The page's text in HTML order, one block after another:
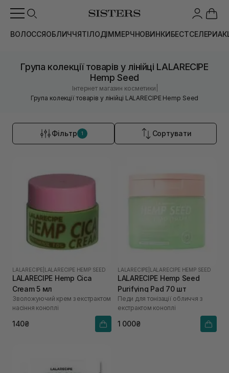
ВОЛОССЯОБЛИЧЧЯТІЛОДІММЕРЧНОВИНКИБЕСТСЕЛЕРИ
Група колекції товарів у лінійці LALARECIPE
Hemp Seed
Інтернет магазин косметики
Група колекції товарів у лінійці LALARECIPE Hemp Seed
Фільтр 1 Сортувати
LALARECIPE LALARECIPE HEMP SEED
LALARECIPE Hemp Cica
Cream 5 мл
Зволожуючий крем з екстрактом
насіння коноплі
140₴
LALARECIPE LALARECIPE HEMP SEED
LALARECIPE Hemp Seed
Purifying Pad 70 шт
Педи для тонізації обличчя з
екстрактом коноплі
1 000₴